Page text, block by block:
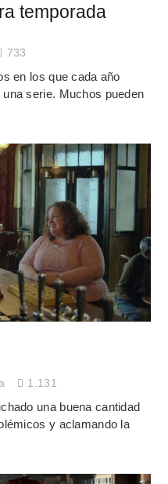
temporada
733
en los que cada año
serie. Muchos pueden
1.131
una buena cantidad
y aclamando la